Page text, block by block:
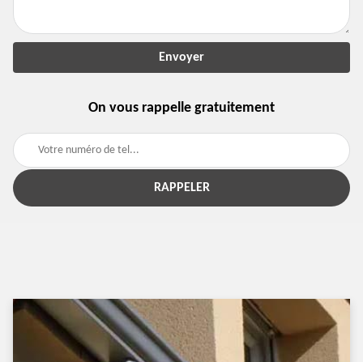
On vous rappelle gratuitement